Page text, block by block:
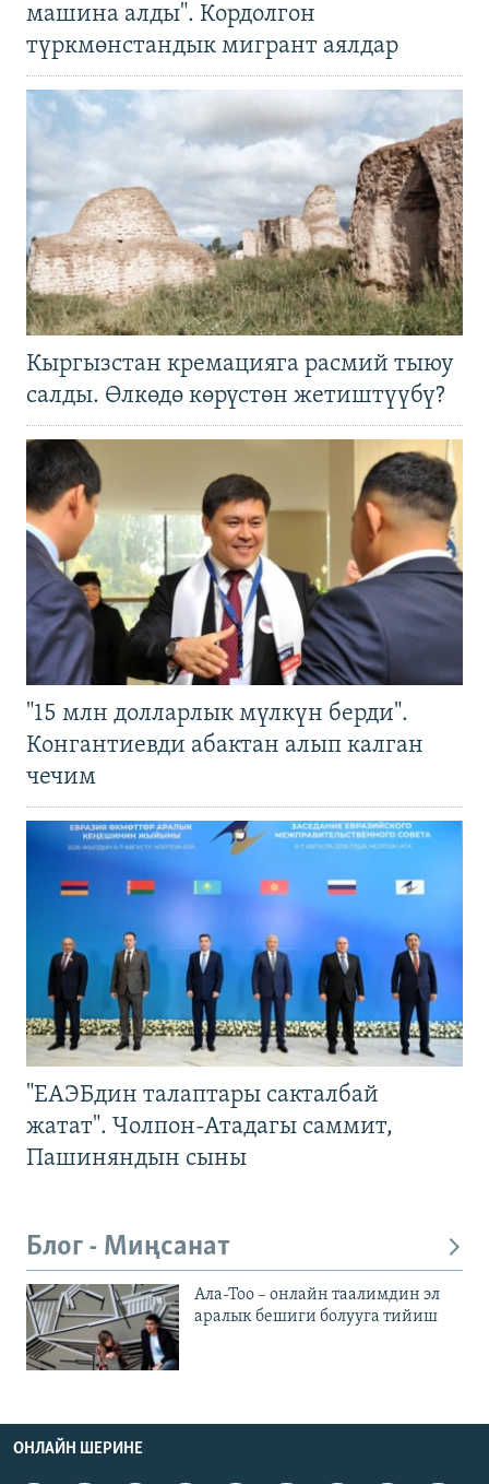
машина алды". Кордолгон
түркмөнстандык мигрант аялдар
Кыргызстан кремацияга расмий тыюу
салды. Өлкөдө көрүстөн жетиштүүбү?
"15 млн долларлык мүлкүн берди".
Конгантиевди абактан алып калган
чечим
"ЕАЭБдин талаптары сакталбай
жатат". Чолпон-Атадагы саммит,
Пашиняндын сыны
Блог - Миңсанат
Ала-Тоо – онлайн таалимдин эл
аралык бешиги болууга тийиш
ОНЛАЙН ШЕРИНЕ